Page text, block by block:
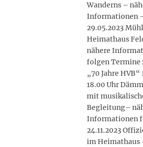
Wanderns –
Informationen
29.05.2023
Heimathaus
nähere
folgen Termine
„70 Jahre HVB“
18.00 Uhr
mit
Begleitung–
Informationen
24.11.2023
im Heimathaus